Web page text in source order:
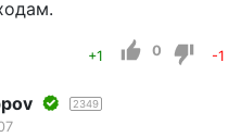
+1 0 -1
2349